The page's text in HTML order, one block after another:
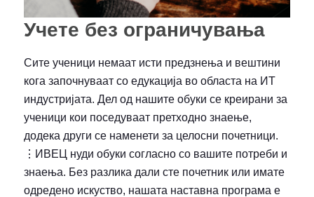
Учете без ограничувања
Сите ученици немаат исти предзнења и вештини
кога започнуваат со едукација во областа на ИТ
индустријата. Дел од нашите обуки се креирани за
ученици кои поседуваат претходно знаење,
додека други се наменети за целосни почетници.
⋮ИВЕЦ нуди обуки согласно со вашите потреби и
знаења. Без разлика дали сте почетник или имате
одредено искуство, нашата наставна програма е